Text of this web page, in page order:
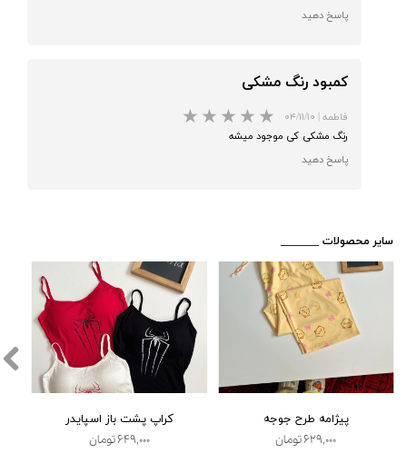
★
★★★
پاسخ دهید
کمبود رنگ مشکی
فاطمه| ۰۴/۱۱/۱۰
رنگ مشکی کی موجود میشه
پاسخ دهید
کراپ پشت باز اسپایدر
۶۴۹,۰۰۰ تومان
پیژامه طرح جوجه
۶۲۹,۰۰۰ تومان
​_______ سایر محصولات